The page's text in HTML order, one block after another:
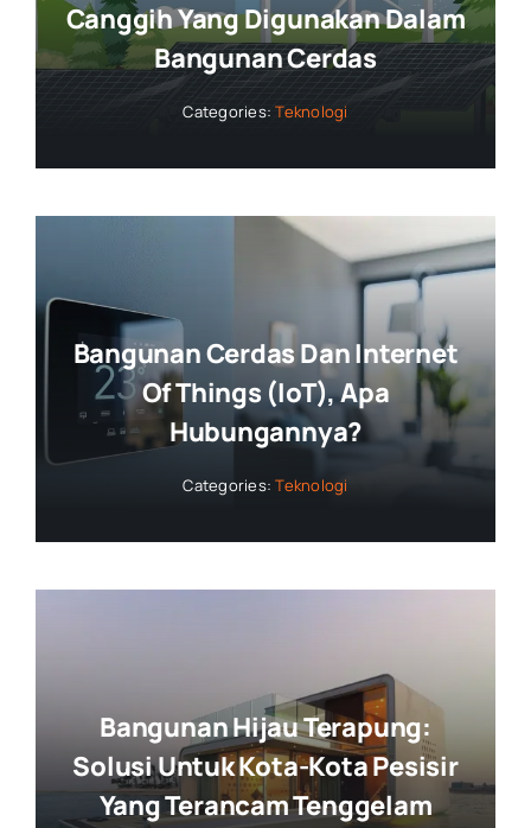
Canggih Yang Digunakan Dalam
Bangunan Cerdas
Categories:Teknologi
Bangunan Cerdas Dan Internet
Of Things (IoT), Apa
Hubungannya?
Categories:Teknologi
Bangunan Hijau Terapung:
Solusi Untuk Kota-Kota Pesisir
Yang Terancam Tenggelam